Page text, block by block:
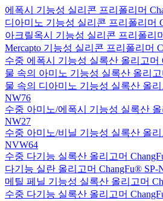
에폭시 기능성 실리콘 프리폴리머
디아미노 기능성 실리콘 프리폴리머
아크릴옥시 기능성 실리콘 프리폴리
Mercapto 기능성 실리콘 프리폴리머
수중 에폭시 기능성 실록산 올리고머
물 속의 아미노 기능성 실록산 올리고
물 속의 디아미노 기능성 실록산 올리
NW76
수중 아미노/에폭시 기능성 실록산
NW27
수중 아미노/비닐 기능성 실록산 올리
NVW64
수중 다기능 실록산 올리고머
다기능 실란 올리고머 ChangFu® SP-
메틸 페닐 기능성 실록산 올리고머
수중 다기능 실록산 올리고머